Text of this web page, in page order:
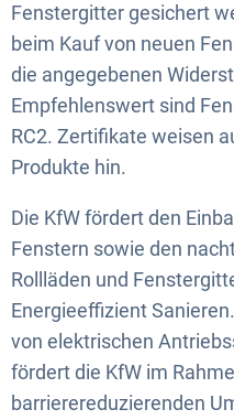
Fenstergitter gesichert
beim Kauf von neuen
die angegebenen
Empfehlenswert sind
RC2. Zertifikate weisen
Produkte hin.
Die KfW fördert den
Fenstern sowie den
Rollläden und
Energieeffizient
von elektrischen
fördert die KfW im
barrierereduzierenden